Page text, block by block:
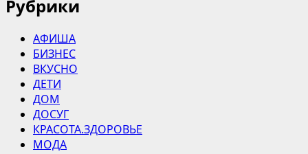
Рубрики
АФИША
БИЗНЕС
ВКУСНО
ДЕТИ
ДОМ
ДОСУГ
КРАСОТА.ЗДОРОВЬЕ
МОДА